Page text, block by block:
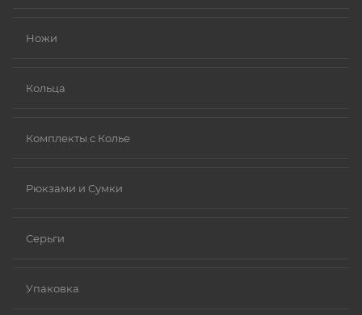
Ножи
Кольца
Комплекты с Колье
Рюкзами и Сумки
Серьги
Упаковка